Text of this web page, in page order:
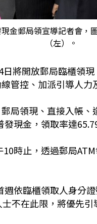
金郵局領宣導記者會，
（左）。
將開放郵局臨櫃領
管控、加派引導人力
局領現、直接入帳
現金，領取率達
時止，透過郵局
依臨櫃領取人身分
不在此限，將優先